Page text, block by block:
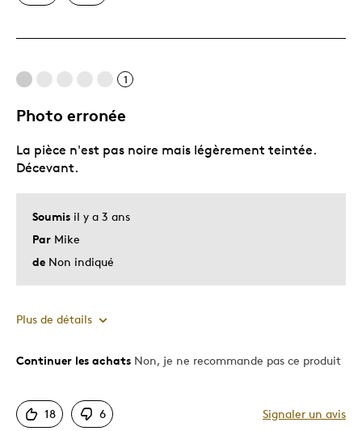
1
Photo erronée
Soumis il y a 3 ans
Par Mike
de Non indiqué
La pièce n'est pas noire mais légèrement teintée.
Décevant.
Plus de détails
Le contre
Dispendieux
Mauvaise couleur
Continuer les achats Non, je ne recommande pas ce produit
18 6 Signaler un avis